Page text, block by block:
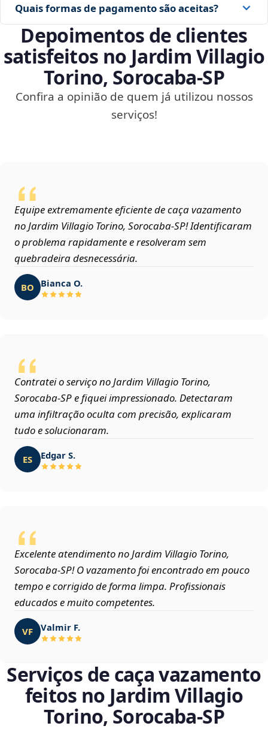
Quais formas de pagamento são aceitas?
Depoimentos de clientes
satisfeitos no Jardim Villagio
Torino, Sorocaba‑SP
Confira a opinião de quem já utilizou nossos
serviços!
Equipe extremamente eficiente de caça vazamento
no Jardim Villagio Torino, Sorocaba‑SP! Identificaram
o problema rapidamente e resolveram sem
quebradeira desnecessária.
BO Bianca O.
Contratei o serviço no Jardim Villagio Torino,
Sorocaba‑SP e fiquei impressionado. Detectaram
uma infiltração oculta com precisão, explicaram
tudo e solucionaram.
ES Edgar S.
Excelente atendimento no Jardim Villagio Torino,
Sorocaba‑SP! O vazamento foi encontrado em pouco
tempo e corrigido de forma limpa. Profissionais
educados e muito competentes.
VF Valmir F.
Serviços de caça vazamento
feitos no Jardim Villagio
Torino, Sorocaba‑SP